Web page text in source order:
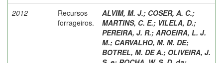
2012
Recursos
forrageiros.
ALVIM, M. J.; COSER, A. C.;
MARTINS, C. E.; VILELA, D.;
PEREIRA, J. R.; AROEIRA, L. J.
M.; CARVALHO, M. M. DE;
BOTREL, M. DE A.; OLIVEIRA, J.